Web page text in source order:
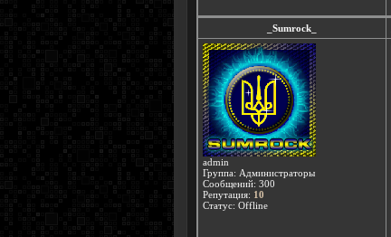
_Sumrock_
admin
Группа: Администраторы
Сообщений: 300
Репутация: 10
Статус: Offline